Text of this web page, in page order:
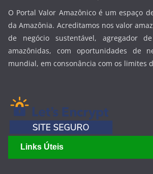
O Portal Valor Amazônico é um espaço
da Amazônia. Acreditamos nos valor
de negócio sustentável, agregador
amazônidas, com oportunidades de
mundial, em consonância com os limites
Links Úteis